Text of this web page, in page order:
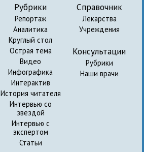
Рубрики
Репортаж
Аналитика
Круглый стол
Острая тема
Видео
Инфографика
Интерактив
История читателя
Интервью со
звездой
Интервью с
экспертом
Статьи
Справочник
Лекарства
Учреждения
Консультации
Рубрики
Наши врачи